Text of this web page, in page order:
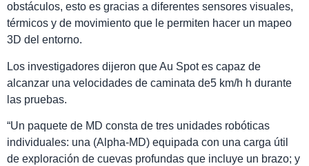
obstáculos, esto es gracias a diferentes sensores visuales,
térmicos y de movimiento que le permiten hacer un mapeo
3D del entorno.
Los investigadores dijeron que Au Spot es capaz de
alcanzar una velocidades de caminata de5 km/h h durante
las pruebas.
“Un paquete de MD consta de tres unidades robóticas
individuales: una (Alpha-MD) equipada con una carga útil
de exploración de cuevas profundas que incluye un brazo; y